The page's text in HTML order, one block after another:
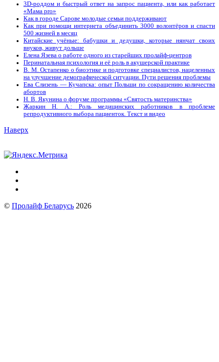
3D-роддом и быстрый ответ на запрос пациента, или как работает
«Мама prо»
Как в городе Сарове молодые семьи поддерживают
Как при помощи интернета объединить 3000 волонтёров и спасти
500 жизней в месяц
Китайские учёные: бабушки и дедушки, которые нянчат своих
внуков, живут дольше
Елена Язева о работе одного из старейших пролайф-центров
Перинатальная психология и её роль в акушерской практике
В. М. Остапенко о биоэтике и подготовке специалистов, нацеленных
на улучшение демографической ситуации. Пути решения проблемы
Ева Слизень — Кучапска: опыт Польши по сокращению количества
абортов
Н. В. Якунина о форуме программы «Святость материнства»
Жаркин Н. А.: Роль медицинских работников в проблеме
репродуктивного выбора пациенток. Tекст и видео
Наверх
© Пролайф Беларусь 2026